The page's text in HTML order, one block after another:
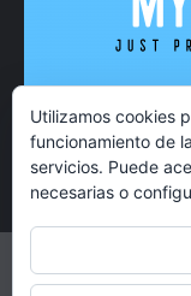
Utilizamos cookies
funcionamiento de
servicios. Puede
necesarias o